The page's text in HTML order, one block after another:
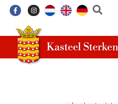
Aller
contenu
F
a
b
o
o
k
-
I
n
a
g
r
a
m